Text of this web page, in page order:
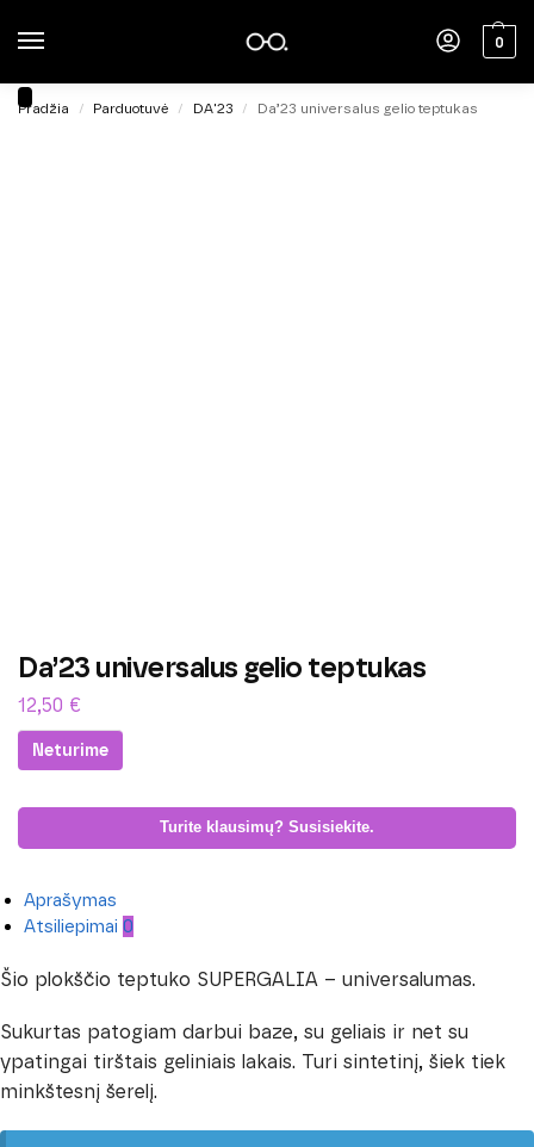
0
Pradžia / Parduotuvė / DA'23 / Da’23 universalus gelio teptukas
Da’23 universalus gelio teptukas
12,50 €
Neturime
Turite klausimų? Susisiekite.
Aprašymas
Atsiliepimai 0
Šio plokščio teptuko SUPERGALIA – universalumas.
Sukurtas patogiam darbui baze, su geliais ir net su
ypatingai tirštais geliniais lakais. Turi sintetinį, šiek tiek
minkštesnį šerelį.